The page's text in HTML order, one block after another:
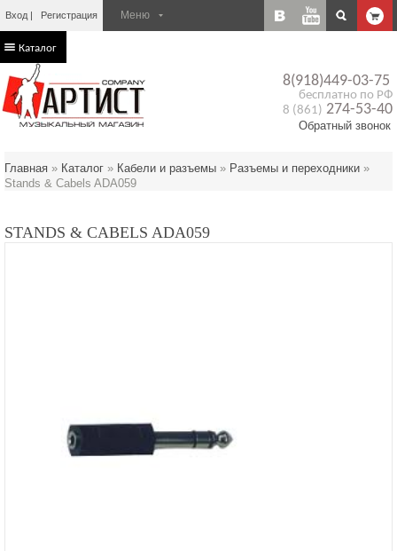
Вход Регистрация
8(918)449-03-75
бесплатно по РФ
8 (861) 274-53-40
Обратный звонок
Каталог
Главная » Каталог » Кабели и разъемы » Разъемы и переходники »
Stands & Cabels ADA059
STANDS & CABELS ADA059